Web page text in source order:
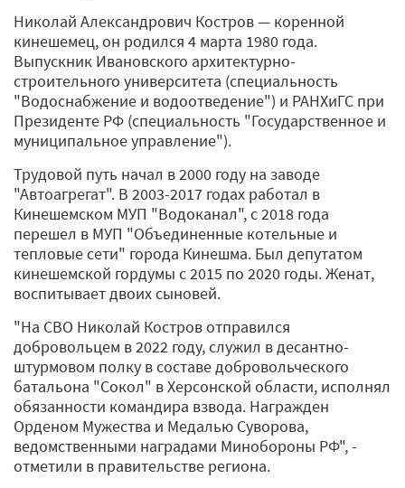
Николай Александрович Костров — коренной
кинешемец, он родился 4 марта 1980 года.
Выпускник Ивановского архитектурно-
строительного университета (специальность
"Водоснабжение и водоотведение") и РАНХиГС при
Президенте РФ (специальность "Государственное и
муниципальное управление").
Трудовой путь начал в 2000 году на заводе
"Автоагрегат". В 2003-2017 годах работал в
Кинешемском МУП "Водоканал", с 2018 года
перешел в МУП "Объединенные котельные и
тепловые сети" города Кинешма. Был депутатом
кинешемской гордумы с 2015 по 2020 годы. Женат,
воспитывает двоих сыновей.
"На СВО Николай Костров отправился
добровольцем в 2022 году, служил в десантно-
штурмовом полку в составе добровольческого
батальона "Сокол" в Херсонской области, исполнял
обязанности командира взвода. Награжден
Орденом Мужества и Медалью Суворова,
ведомственными наградами Минобороны РФ", -
отметили в правительстве региона.